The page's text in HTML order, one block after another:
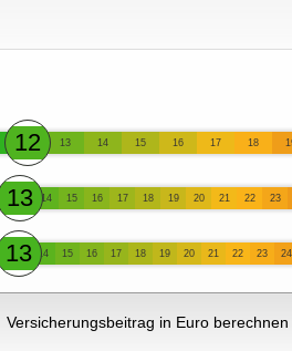
12 13 14 15 16 17 18
13 14 15 16 17 18 19 20 21 22 23
13 14 15 16 17 18 19 20 21 22 23 24
Versicherungsbeitrag in Euro berechnen